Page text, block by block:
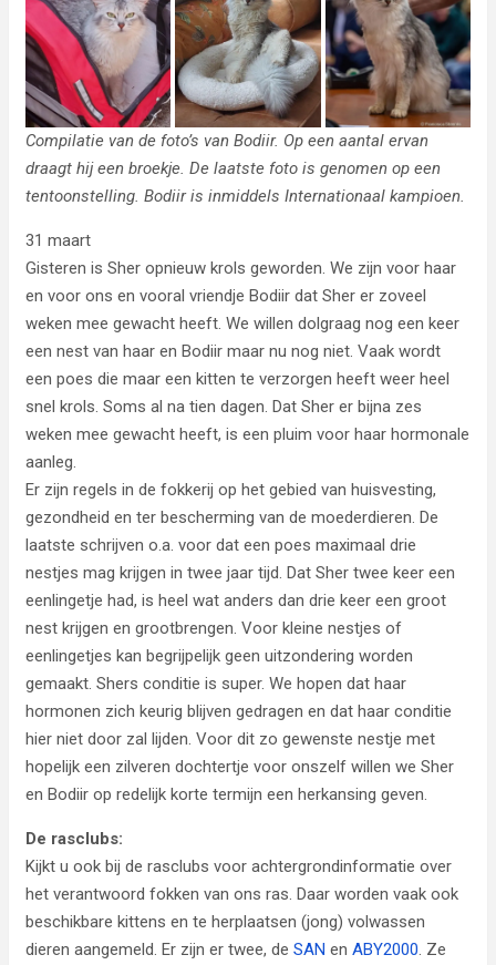
Compilatie van de foto’s van Bodiir. Op een aantal ervan
draagt hij een broekje. De laatste foto is genomen op een
tentoonstelling. Bodiir is inmiddels Internationaal kampioen.
31 maart
Gisteren is Sher opnieuw krols geworden. We zijn voor haar
en voor ons en vooral vriendje Bodiir dat Sher er zoveel
weken mee gewacht heeft. We willen dolgraag nog een keer
een nest van haar en Bodiir maar nu nog niet. Vaak wordt
een poes die maar een kitten te verzorgen heeft weer heel
snel krols. Soms al na tien dagen. Dat Sher er bijna zes
weken mee gewacht heeft, is een pluim voor haar hormonale
aanleg.
Er zijn regels in de fokkerij op het gebied van huisvesting,
gezondheid en ter bescherming van de moederdieren. De
laatste schrijven o.a. voor dat een poes maximaal drie
nestjes mag krijgen in twee jaar tijd. Dat Sher twee keer een
eenlingetje had, is heel wat anders dan drie keer een groot
nest krijgen en grootbrengen. Voor kleine nestjes of
eenlingetjes kan begrijpelijk geen uitzondering worden
gemaakt. Shers conditie is super. We hopen dat haar
hormonen zich keurig blijven gedragen en dat haar conditie
hier niet door zal lijden. Voor dit zo gewenste nestje met
hopelijk een zilveren dochtertje voor onszelf willen we Sher
en Bodiir op redelijk korte termijn een herkansing geven.
De rasclubs:
Kijkt u ook bij de rasclubs voor achtergrondinformatie over
het verantwoord fokken van ons ras. Daar worden vaak ook
beschikbare kittens en te herplaatsen (jong) volwassen
dieren aangemeld. Er zijn er twee, de SAN en ABY2000. Ze